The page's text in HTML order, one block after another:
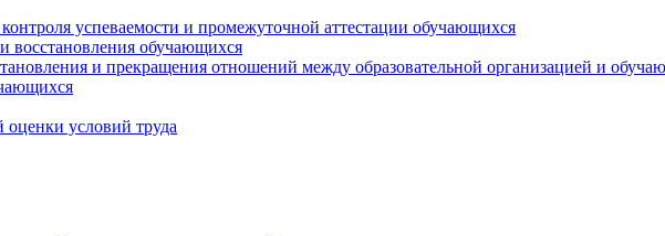
успеваемости и промежуточной аттестации обучающихся
восстановления обучающихся
и прекращения отношений между образовательной организацией и
оценки условий труда